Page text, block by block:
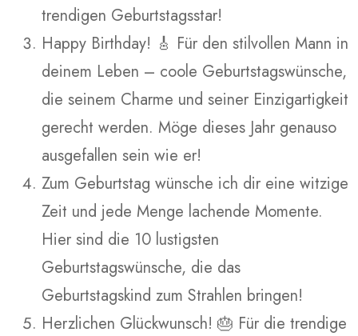
trendigen Geburtstagsstar!
Happy Birthday! 🎸 Für den stilvollen Mann in
deinem Leben – coole Geburtstagswünsche,
die seinem Charme und seiner Einzigartigkeit
gerecht werden. Möge dieses Jahr genauso
ausgefallen sein wie er!
Zum Geburtstag wünsche ich dir eine witzige
Zeit und jede Menge lachende Momente.
Hier sind die 10 lustigsten
Geburtstagswünsche, die das
Geburtstagskind zum Strahlen bringen!
Herzlichen Glückwunsch! 🎂 Für die trendige